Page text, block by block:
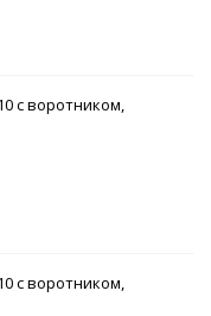
с воротником,
с воротником,